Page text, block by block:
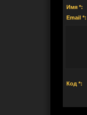
Имя *:
Email *:
Код *: